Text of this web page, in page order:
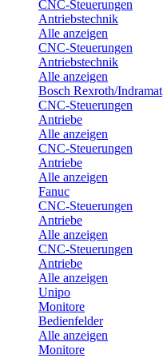
CNC-Steuerungen
Antriebstechnik
Alle anzeigen
CNC-Steuerungen
Antriebstechnik
Alle anzeigen
Bosch Rexroth/Indramat
CNC-Steuerungen
Antriebe
Alle anzeigen
CNC-Steuerungen
Antriebe
Alle anzeigen
Fanuc
CNC-Steuerungen
Antriebe
Alle anzeigen
CNC-Steuerungen
Antriebe
Alle anzeigen
Unipo
Monitore
Bedienfelder
Alle anzeigen
Monitore